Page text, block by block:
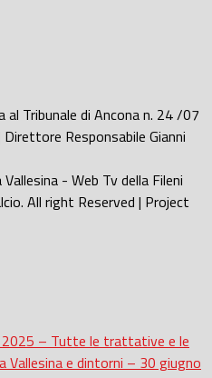
Tribunale di Ancona n. 24 /07
Responsabile Gianni
- Web Tv della Fileni
All right Reserved | Project
– Tutte le trattative e le
Vallesina e dintorni – 30 giugno